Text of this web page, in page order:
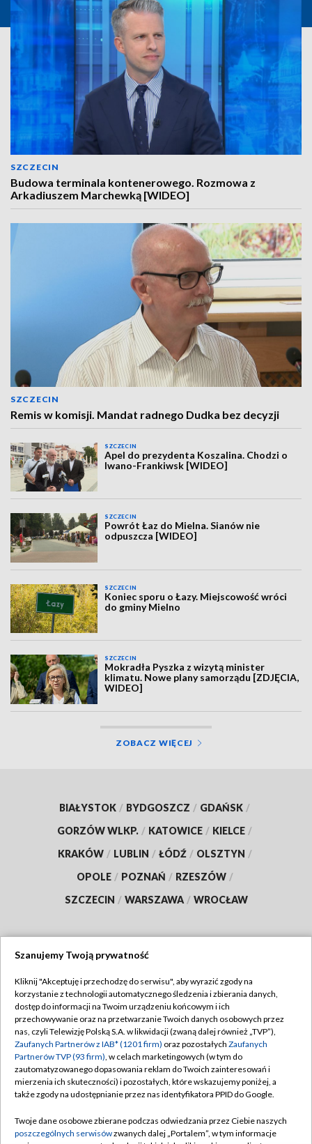
SZCZECIN
Budowa terminala kontenerowego. Rozmowa z
Arkadiuszem Marchewką [WIDEO]
SZCZECIN
Remis w komisji. Mandat radnego Dudka bez decyzji
SZCZECIN
Apel do prezydenta Koszalina. Chodzi o
Iwano-Frankiwsk [WIDEO]
SZCZECIN
Powrót Łaz do Mielna. Sianów nie
odpuszcza [WIDEO]
SZCZECIN
Koniec sporu o Łazy. Miejscowość wróci
do gminy Mielno
SZCZECIN
Mokradła Pyszka z wizytą minister
klimatu. Nowe plany samorządu [ZDJĘCIA,
WIDEO]
ZOBACZ WIĘCEJ
BIAŁYSTOK / BYDGOSZCZ / GDAŃSK /
GORZÓW WLKP. / KATOWICE / KIELCE /
KRAKÓW / LUBLIN / ŁÓDŹ / OLSZTYN /
OPOLE / POZNAŃ / RZESZÓW /
SZCZECIN / WARSZAWA / WROCŁAW
TVP
Abonament TVP
Emisja w TVP
Centrum informacji TVP
Naziemna Telewizja Cyfrowa
Rada Programowa
Regulamin TVP
Polityka prywatności
Moje zgody
Pomoc
Kontakt
Szanujemy Twoją prywatność
Kliknij "Akceptuję i przechodzę do serwisu", aby wyrazić zgody na
korzystanie z technologii automatycznego śledzenia i zbierania danych,
dostęp do informacji na Twoim urządzeniu końcowym i ich
przechowywanie oraz na przetwarzanie Twoich danych osobowych przez
nas, czyli Telewizję Polską S.A. w likwidacji (zwaną dalej również „TVP”),
Zaufanych Partnerów z IAB* (1201 firm) oraz pozostałych Zaufanych
Partnerów TVP (93 firm), w celach marketingowych (w tym do
zautomatyzowanego dopasowania reklam do Twoich zainteresowań i
mierzenia ich skuteczności) i pozostałych, które wskazujemy poniżej, a
także zgody na udostępnianie przez nas identyfikatora PPID do Google.
Twoje dane osobowe zbierane podczas odwiedzania przez Ciebie naszych
poszczególnych serwisówzwanych dalej „Portalem”, w tym informacje